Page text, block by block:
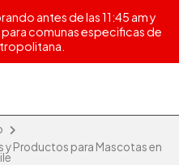
antes de las 11:45 am y
comunas especificas de
Productos para Mascotas en